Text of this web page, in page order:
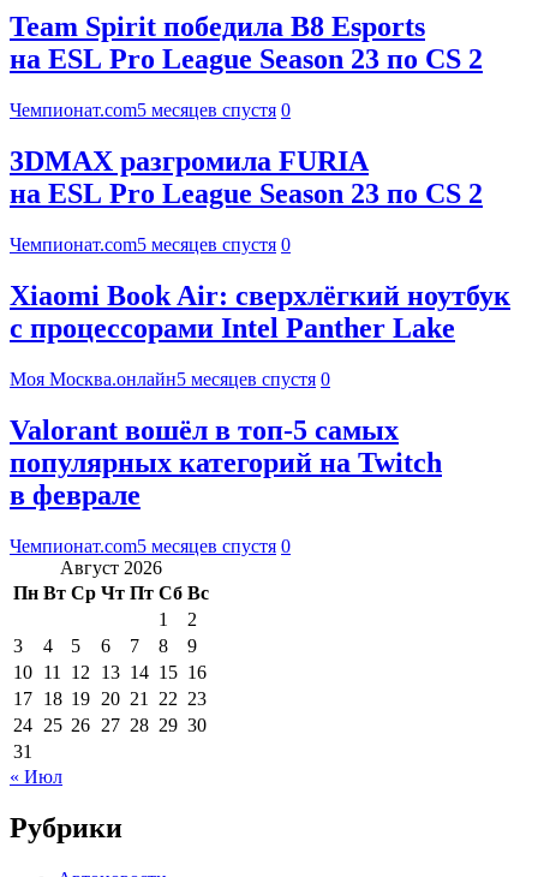
Team Spirit победила B8 Esports
на ESL Pro League Season 23 по CS 2
Чемпионат.com5 месяцев спустя 0
3DMAX разгромила FURIA
на ESL Pro League Season 23 по CS 2
Чемпионат.com5 месяцев спустя 0
Xiaomi Book Air: сверхлёгкий ноутбук
с процессорами Intel Panther Lake
Моя Москва.онлайн5 месяцев спустя 0
Valorant вошёл в топ-5 самых
популярных категорий на Twitch
в феврале
Чемпионат.com5 месяцев спустя 0
Август 2026
Пн Вт Ср Чт Пт Сб Вс
1
2
3
4 5 6 7 8
9
10 11 12 13 14 15 16
17 18 19 20 21 22 23
24 25 26 27 28 29 30
31
« Июл
Рубрики